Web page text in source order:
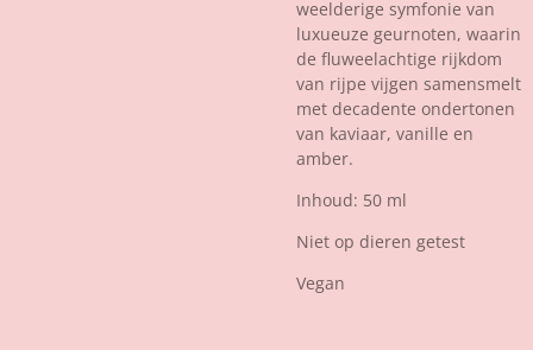
weelderige symfonie van
luxueuze geurnoten, waarin
de fluweelachtige rijkdom
van rijpe vijgen samensmelt
met decadente ondertonen
van kaviaar, vanille en
amber.
Inhoud: 50 ml
Niet op dieren getest
Vegan